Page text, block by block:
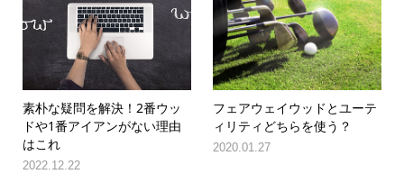
素朴な疑問を解決！2番ウッ
ドや1番アイアンがない理由
はこれ
2022.12.22
フェアウェイウッドとユーテ
ィリティどちらを使う？
2020.01.27